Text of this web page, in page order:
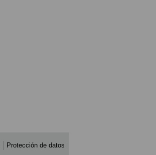
Protección de datos